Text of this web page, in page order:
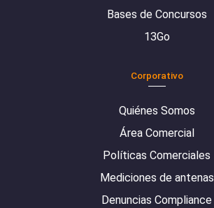
Bases de Concursos
13Go
Corporativo
Quiénes Somos
Área Comercial
Políticas Comerciales
Mediciones de antenas
Denuncias Compliance